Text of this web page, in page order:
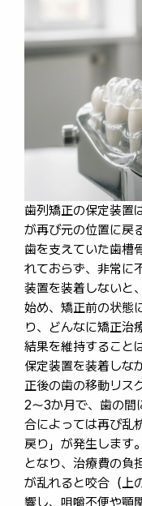
歯列矯正の保定装置
が再び元の位置に戻
歯を支えていた歯槽
れておらず、非常に
装置を装着しないと
始め、矯正前の状態
り、どんなに矯正治
結果を維持すること
保定装置を装着しな
正後の歯の移動リス
2〜3か月で、歯の間
合によっては再び乱
戻り」が発生します
となり、治療費の負
が乱れると咬合（上
響し、咀嚼不便や顎